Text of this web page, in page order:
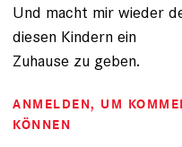
Und macht mir wieder
diesen Kindern ein
Zuhause zu geben.
ANMELDEN, UM
KÖNNEN